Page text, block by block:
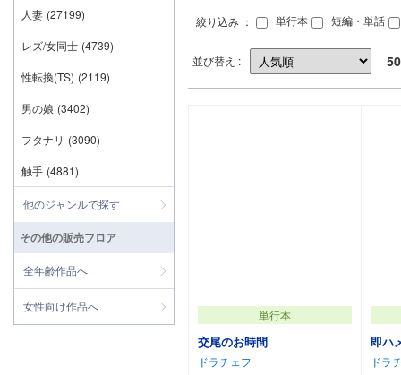
絞り込み ： 単行本 短編・単話
並び替え : 50
単行本
交尾のお時間
ドラチェフ
即ハ
ドラ
人妻 (27199)
レズ/女同士 (4739)
性転換(TS) (2119)
男の娘 (3402)
フタナリ (3090)
触手 (4881)
他のジャンルで探す
その他の販売フロア
全年齢作品へ
女性向け作品へ